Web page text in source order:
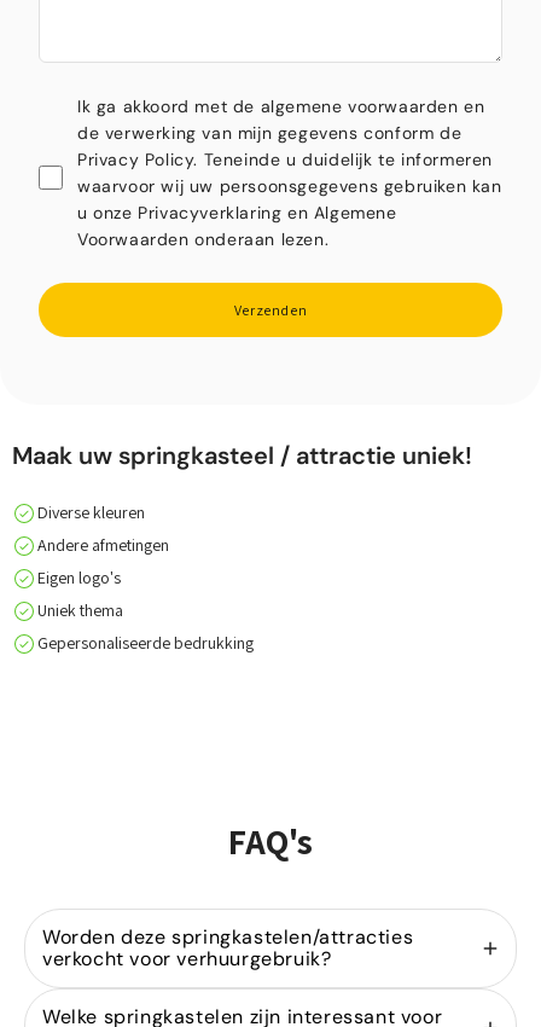
Ik ga akkoord met de algemene voorwaarden en
de verwerking van mijn gegevens conform de
Privacy Policy. Teneinde u duidelijk te informeren
waarvoor wij uw persoonsgegevens gebruiken kan
u onze Privacyverklaring en Algemene
Voorwaarden onderaan lezen.
Verzenden
Maak uw springkasteel / attractie uniek!
Diverse kleuren
Andere afmetingen
Eigen logo's
Uniek thema
Gepersonaliseerde bedrukking
FAQ's
Worden deze springkastelen/attracties
verkocht voor verhuurgebruik?
Ja, wij zijn gespecialiseerd in de
Welke springkastelen zijn interessant voor